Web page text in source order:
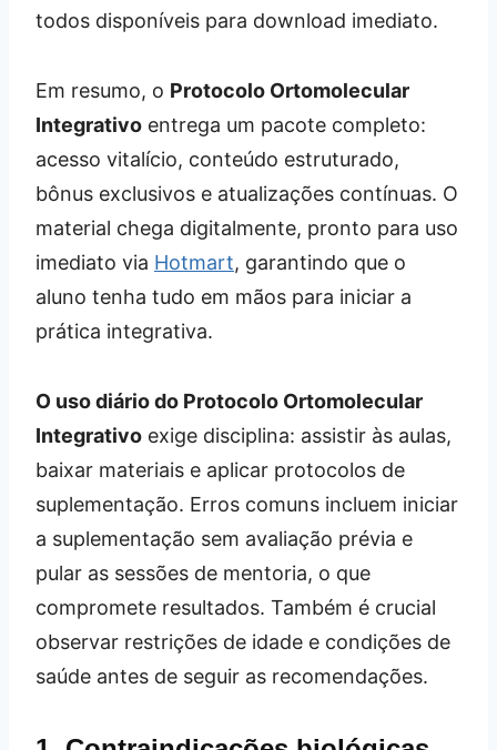
todos disponíveis para download imediato.
Em resumo, o Protocolo Ortomolecular
Integrativo entrega um pacote completo:
acesso vitalício, conteúdo estruturado,
bônus exclusivos e atualizações contínuas. O
material chega digitalmente, pronto para uso
imediato via Hotmart, garantindo que o
aluno tenha tudo em mãos para iniciar a
prática integrativa.
O uso diário do Protocolo Ortomolecular
Integrativo exige disciplina: assistir às aulas,
baixar materiais e aplicar protocolos de
suplementação. Erros comuns incluem iniciar
a suplementação sem avaliação prévia e
pular as sessões de mentoria, o que
compromete resultados. Também é crucial
observar restrições de idade e condições de
saúde antes de seguir as recomendações.